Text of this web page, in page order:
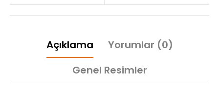
Açıklama
Yorumlar (0)
Genel Resimler